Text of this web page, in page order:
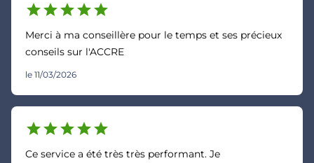
starstarstarstarstar
Merci à ma conseillère pour le temps et ses précieux
conseils sur l'ACCRE
le 11/03/2026
starstarstarstarstar
Ce service a été très très performant. Je